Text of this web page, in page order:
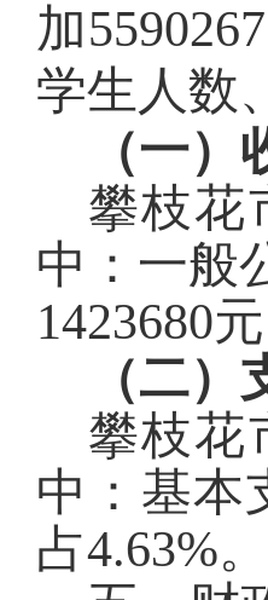
加
学生人数
（一
攀枝花
中：一般
1423680
（二
攀枝花
中：基本
占4.63%。